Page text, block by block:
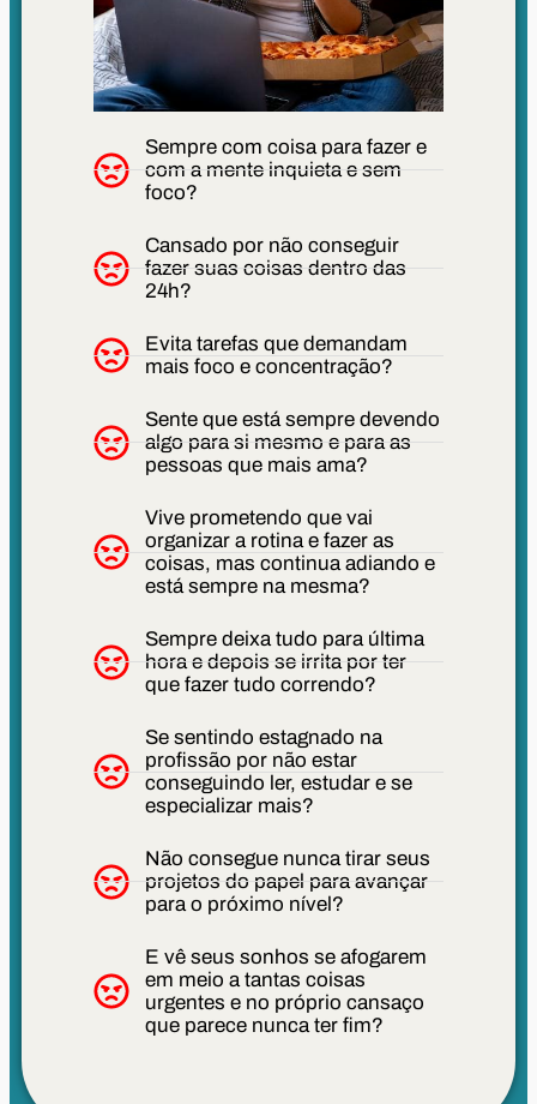
Sempre com coisa para fazer e
com a mente inquieta e sem
foco?
Cansado por não conseguir
fazer suas coisas dentro das
24h?
Evita tarefas que demandam
mais foco e concentração?
Sente que está sempre devendo
algo para si mesmo e para as
pessoas que mais ama?
Vive prometendo que vai
organizar a rotina e fazer as
coisas, mas continua adiando e
está sempre na mesma?
Sempre deixa tudo para última
hora e depois se irrita por ter
que fazer tudo correndo?
Se sentindo estagnado na
profissão por não estar
conseguindo ler, estudar e se
especializar mais?
Não consegue nunca tirar seus
projetos do papel para avançar
para o próximo nível?
E vê seus sonhos se afogarem
em meio a tantas coisas
urgentes e no próprio cansaço
que parece nunca ter fim?